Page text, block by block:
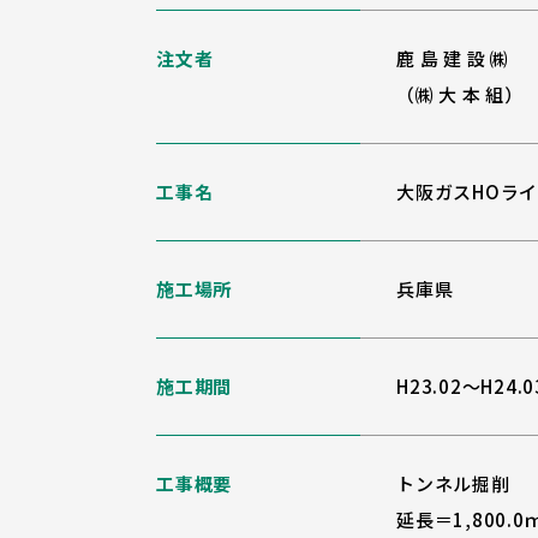
注文者
鹿 島 建 設 ㈱
（㈱ 大 本 組）
工事名 大阪ガスHOラ
施工場所 兵庫県
施工期間 H23.02～
工事概要
トンネル掘削
延長＝1,800.0